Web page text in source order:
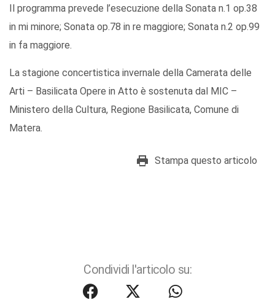
Il programma prevede l’esecuzione della Sonata n.1 op.38
in mi minore; Sonata op.78 in re maggiore; Sonata n.2 op.99
in fa maggiore.
La stagione concertistica invernale della Camerata delle
Arti – Basilicata Opere in Atto è sostenuta dal MIC –
Ministero della Cultura, Regione Basilicata, Comune di
Matera.
Stampa questo articolo
Condividi l'articolo su: